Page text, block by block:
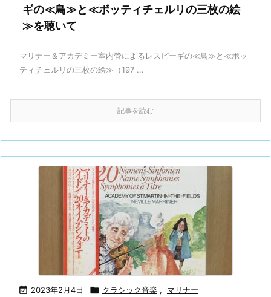
ギの≪鳥≫と≪ボッティチェルリの三枚の絵
≫を聴いて
マリナー＆アカデミー室内管によるレスピーギの≪鳥≫と≪ボッ
ティチェルリの三枚の絵≫（197 ...
記事を読む
 2023年2月4日  クラシック音楽 , マリナー